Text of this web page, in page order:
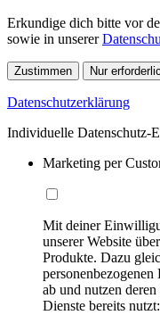
Erkundige dich bitte vor
sowie in unserer
Zustimmen Nur
Datenschutzerklärung
Individuelle Datenschutz-
Marketing per
Mit deiner
unserer Website
Produkte. Dazu
ab und nutzen
Dienste bereits nutzt: